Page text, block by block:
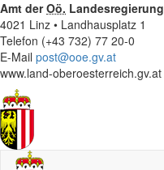
Amt derOö. Landesregierung
4021 Linz • Landhausplatz 1
Telefon (+43 732) 77 20-0
E-Mail post@ooe.gv.at
www.land-oberoesterreich.gv.at